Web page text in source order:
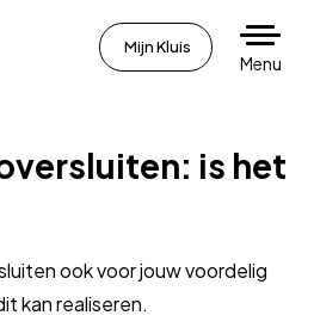
Mijn Kluis
Menu
is het
ook voor jouw voordelig
kan realiseren.